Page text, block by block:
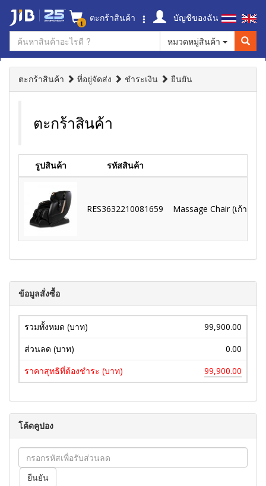
1 ตะกร้าสินค้า
บัญชีของฉัน
หมวดหมู่สินค้า
ตะกร้าสินค้า ที่อยู่จัดส่ง ชำระเงิน ยืนยัน
ตะกร้าสินค้า
รูปสินค้า รหัสสินค้า
RES3632210081659 Massage Chair (เก้าอี้น
ข้อมูลสั่งซื้อ
รวมทั้งหมด (บาท)
99,900.00
ส่วนลด (บาท)
0.00
ราคาสุทธิที่ต้องชำระ (บาท)
99,900.00
โค้ดคูปอง